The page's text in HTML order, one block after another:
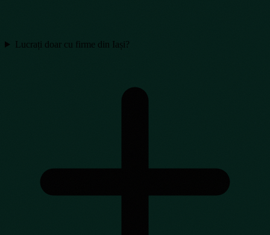
Lucrați doar cu firme din Iași?